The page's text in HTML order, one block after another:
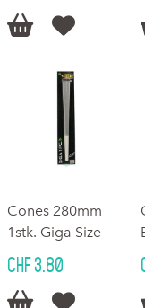
 
Cones 280mm
1stk. Giga Size
CHF 3.80
 